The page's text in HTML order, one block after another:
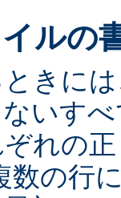
ルの
きに
いす
れの
数の行